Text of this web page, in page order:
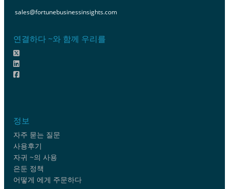
sales@fortunebusinessinsights.com
연결하다 ~와 함께 우리를
정보
자주 묻는 질문
사용후기
자귀 ~의 사용
은둔 정책
어떻게 에게 주문하다